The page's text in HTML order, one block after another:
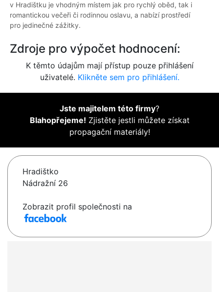
v Hradištku je vhodným místem jak pro rychlý oběd, tak i
romantickou večeři či rodinnou oslavu, a nabízí prostředí
pro jedinečné zážitky.
Zdroje pro výpočet hodnocení:
K těmto údajům mají přístup pouze přihlášení
uživatelé. Klikněte sem pro přihlášení.
Jste majitelem této firmy?
Blahopřejeme! Zjistěte jestli můžete získat
propagační materiály!
Hradištko
Nádražní 26
Zobrazit profil společnosti na